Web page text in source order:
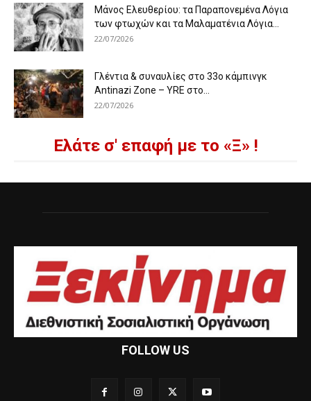
Μάνος Ελευθερίου: τα Παραπονεμένα Λόγια
των φτωχών και τα Μαλαματένια Λόγια...
22/07/2026
Γλέντια & συναυλίες στο 33ο κάμπινγκ
Antinazi Zone – YRE στο...
22/07/2026
Ελάτε σ' επαφή με το «Ξ» !
FOLLOW US